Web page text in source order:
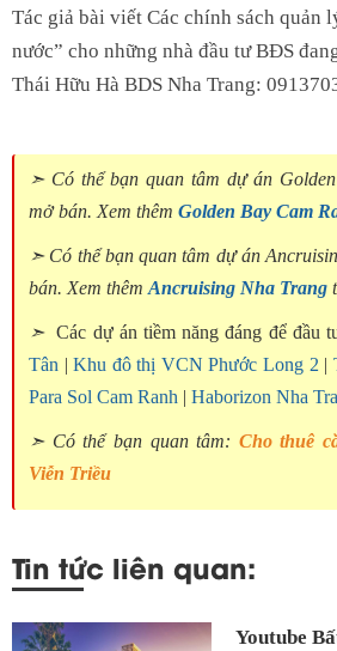
Tác giả bài viết Các chính sách quản
nước” cho những nhà đầu tư BĐS
Thái Hữu Hà BDS Nha Trang:
➣ Có thể bạn quan tâm dự án
mở bán. Xem thêm Golden Bay Cam
➣ Có thể bạn quan tâm dự án
bán. Xem thêm Ancruising Nha Trang
➣ Các dự án tiềm năng đáng để đầu
Tân |Khu đô thị VCN Phước Long 2 |
Para Sol Cam Ranh | Haborizon Nha
➣ Có thể bạn quan tâm: Cho thuê
Viễn Triều
Tin tức liên quan:
Youtube